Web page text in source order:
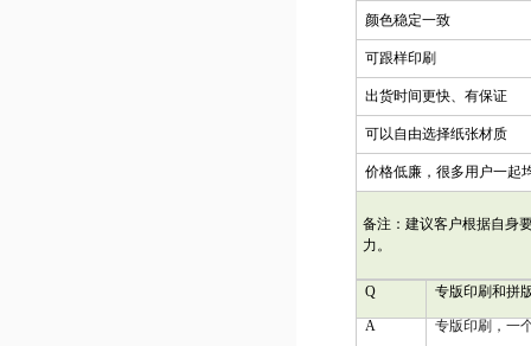
颜色稳定一致
可跟样印刷
出货时间更快、有保证
可以自由选择纸张材质
价格低廉，很多用户一起
备注：建议客户根据自身
力。
Q 专版印刷和拼
A
专版印刷，一